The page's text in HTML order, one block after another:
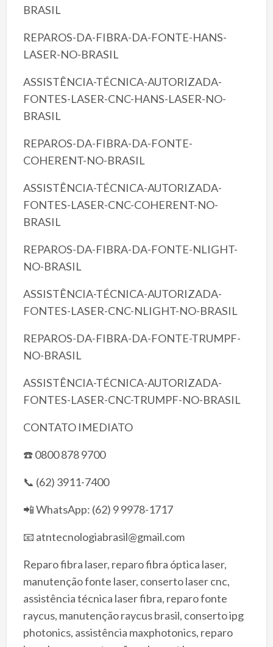
BRASIL
REPAROS-DA-FIBRA-DA-FONTE-HANS-
LASER-NO-BRASIL
ASSISTÊNCIA-TÉCNICA-AUTORIZADA-
FONTES-LASER-CNC-HANS-LASER-NO-
BRASIL
REPAROS-DA-FIBRA-DA-FONTE-
COHERENT-NO-BRASIL
ASSISTÊNCIA-TÉCNICA-AUTORIZADA-
FONTES-LASER-CNC-COHERENT-NO-
BRASIL
REPAROS-DA-FIBRA-DA-FONTE-NLIGHT-
NO-BRASIL
ASSISTÊNCIA-TÉCNICA-AUTORIZADA-
FONTES-LASER-CNC-NLIGHT-NO-BRASIL
REPAROS-DA-FIBRA-DA-FONTE-TRUMPF-
NO-BRASIL
ASSISTÊNCIA-TÉCNICA-AUTORIZADA-
FONTES-LASER-CNC-TRUMPF-NO-BRASIL
CONTATO IMEDIATO
☎️ 0800 878 9700
📞 (62) 3911-7400
📲 WhatsApp: (62) 9 9978-1717
📧 atntecnologiabrasil@gmail.com
Reparo fibra laser, reparo fibra óptica laser,
manutenção fonte laser, conserto laser cnc,
assistência técnica laser fibra, reparo fonte
raycus, manutenção raycus brasil, conserto ipg
photonics, assistência maxphotonics, reparo